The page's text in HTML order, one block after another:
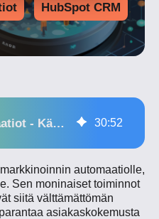
HubSpot CRM
HubSpot Integraatiot - Käytännön Opas ja Parhaat Vinkit 30:52
automaatiolle,
Sen moninaiset toiminnot
siitä välttämättömän
asiakaskokemusta